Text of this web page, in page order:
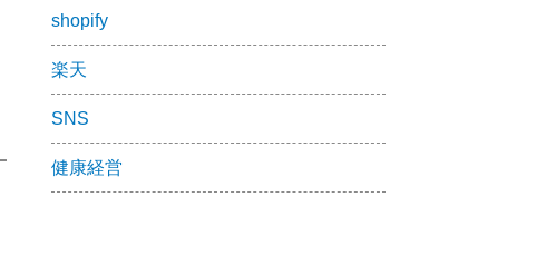
shopify
楽天
SNS
健康経営